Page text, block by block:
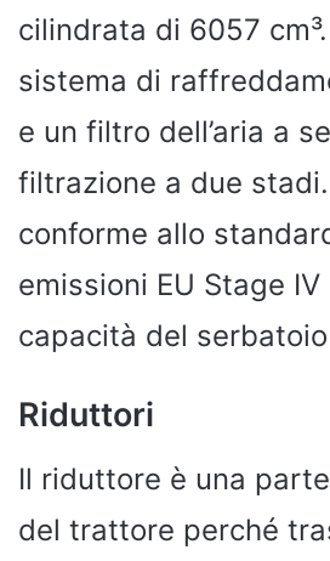
cilindrata di 6057
sistema di
e un filtro dell’aria a
filtrazione a due
conforme allo
emissioni EU Stage IV
capacità del
Riduttori
Il riduttore è una
del trattore perché